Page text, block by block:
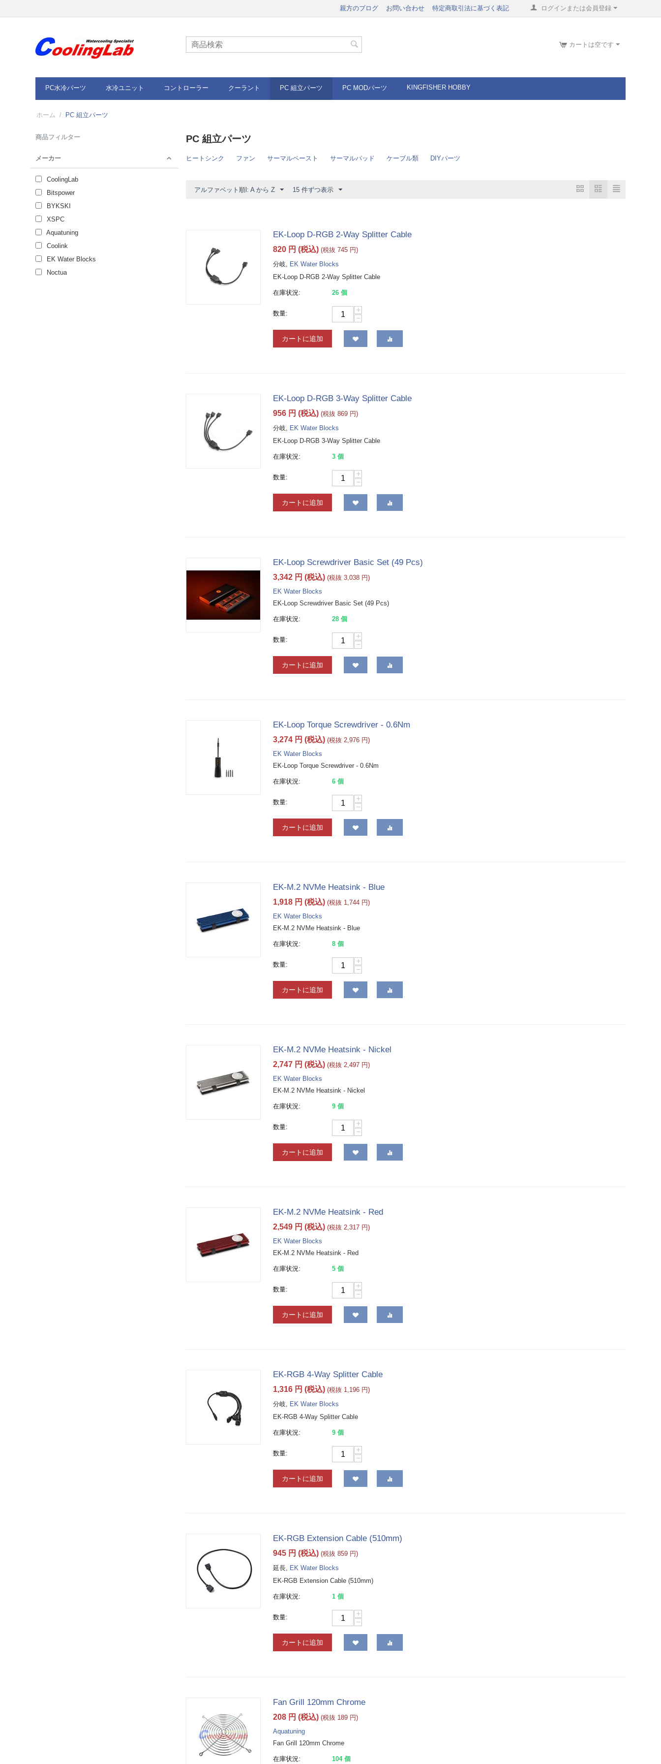
ログインまたは会員登録
親方のブログ お問い合わせ 特定商取引法に基づく表記
カートは空です
PC水冷パーツ 水冷ユニット コントローラー クーラント PC 組立パーツ PC MODパーツ KINGFISHER HOBBY
ホーム / PC 組立パーツ
商品フィルター
メーカー
CoolingLab
Bitspower
BYKSKI
XSPC
Aquatuning
Coolink
EK Water Blocks
Noctua
PC 組立パーツ
ヒートシンク ファン サーマルペースト サーマルパッド ケーブル類 DIYパーツ
アルファベット順l: A から Z 15 件ずつ表示
EK-Loop D-RGB 2-Way Splitter Cable
820 円 (税込) (税抜745 円)
分岐, EK Water Blocks
EK-Loop D-RGB 2-Way Splitter Cable
在庫状況: 26 個
数量:
+
−
カートに追加
EK-Loop D-RGB 3-Way Splitter Cable
956 円 (税込) (税抜869 円)
分岐, EK Water Blocks
EK-Loop D-RGB 3-Way Splitter Cable
在庫状況: 3 個
数量:
+
−
カートに追加
EK-Loop Screwdriver Basic Set (49 Pcs)
3,342 円 (税込) (税抜3,038 円)
EK Water Blocks
EK-Loop Screwdriver Basic Set (49 Pcs)
在庫状況: 28 個
数量:
+
−
カートに追加
EK-Loop Torque Screwdriver - 0.6Nm
3,274 円 (税込) (税抜2,976 円)
EK Water Blocks
EK-Loop Torque Screwdriver - 0.6Nm
在庫状況: 6 個
数量:
+
−
カートに追加
EK-M.2 NVMe Heatsink - Blue
1,918 円 (税込) (税抜 1,744 円)
EK Water Blocks
EK-M.2 NVMe Heatsink - Blue
在庫状況: 8 個
数量:
+
−
カートに追加
EK-M.2 NVMe Heatsink - Nickel
2,747 円 (税込) (税抜2,497 円)
EK Water Blocks
EK-M.2 NVMe Heatsink - Nickel
在庫状況: 9 個
数量:
+
−
カートに追加
EK-M.2 NVMe Heatsink - Red
2,549 円 (税込) (税抜2,317 円)
EK Water Blocks
EK-M.2 NVMe Heatsink - Red
在庫状況: 5 個
数量:
+
−
カートに追加
EK-RGB 4-Way Splitter Cable
1,316 円 (税込) (税抜 1,196 円)
分岐, EK Water Blocks
EK-RGB 4-Way Splitter Cable
在庫状況: 9 個
数量:
+
−
カートに追加
EK-RGB Extension Cable (510mm)
945 円 (税込) (税抜859 円)
延長, EK Water Blocks
EK-RGB Extension Cable (510mm)
在庫状況: 1 個
数量:
+
−
カートに追加
Fan Grill 120mm Chrome
208 円 (税込) (税抜 189 円)
Aquatuning
Fan Grill 120mm Chrome
在庫状況: 104 個